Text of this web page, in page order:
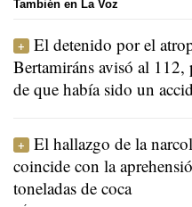
También en La Voz
El detenido por el
Bertamiráns avisó al
de que había sido un
El hallazgo de la
coincide con la
toneladas de coca